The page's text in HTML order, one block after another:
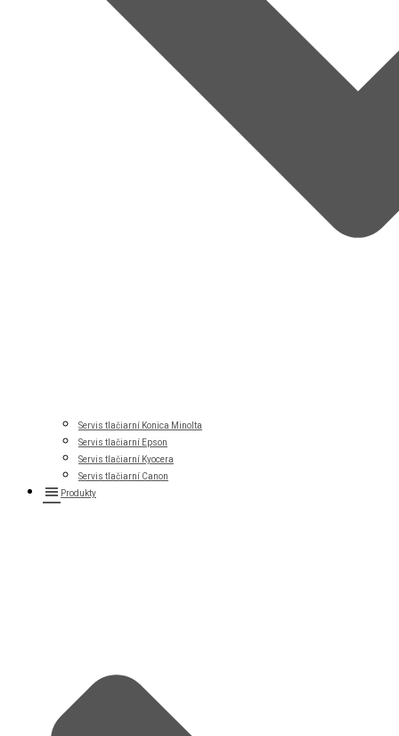
Servis tlačiarní Konica Minolta
Servis tlačiarní Epson
Servis tlačiarní Kyocera
Servis tlačiarní Canon
Produkty